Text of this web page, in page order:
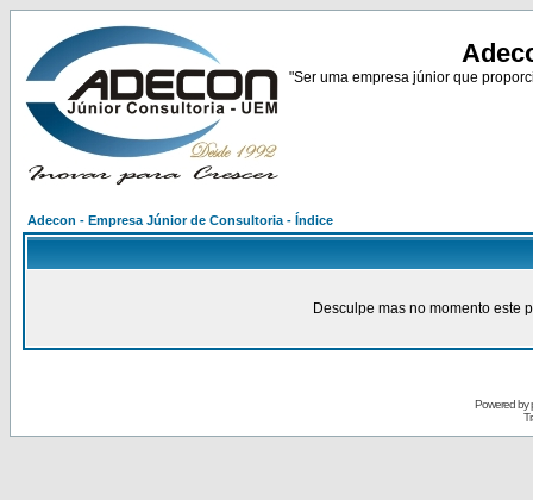
"Ser uma empresa júnior que
Adecon - Empresa Júnior de Consultoria - Índice
Desculpe mas no momento este
Powered by